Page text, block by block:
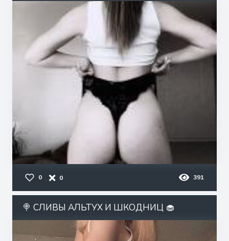
0 0 391
🍭 СЛИВЫ АЛЬТУХ И ШКОДНИЦ 🧁